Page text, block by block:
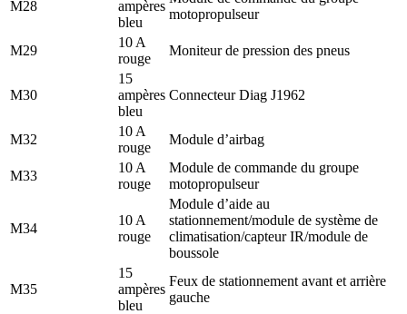
M28
ampères
bleu
motopropulseur
M29
10 A
rouge
Moniteur de pression des pneus
M30
15
ampères
bleu
Connecteur Diag J1962
M32
10 A
rouge
Module d’airbag
M33
10 A
rouge
Module de commande du groupe
motopropulseur
M34
10 A
rouge
Module d’aide au
stationnement/module de système de
climatisation/capteur IR/module de
boussole
M35
15
ampères
bleu
Feux de stationnement avant et arrière
gauche